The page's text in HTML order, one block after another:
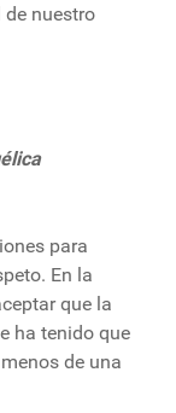
nuestro
para
En la
que la
ha tenido que
de una